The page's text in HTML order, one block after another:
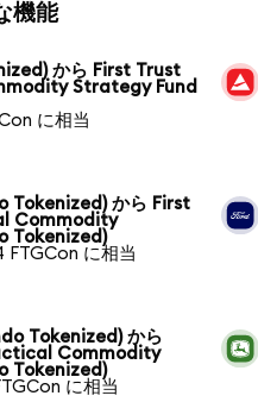
機能
から First Trust
Strategy Fund
に相当
Tokenized) から First
Commodity
Tokenized)
FTGCon に相当
Tokenized) から
Commodity
Tokenized)
に相当